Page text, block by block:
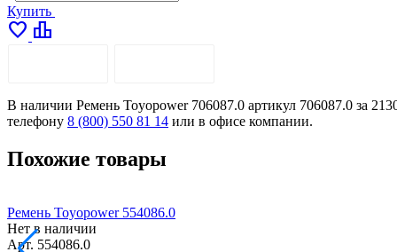
Купить
favorite leaderboard
В наличии Ремень Toyopower 706087.0 артикул 706087.0 за
телефону 8 (800) 550 81 14 или в офисе компании.
Похожие товары
Ремень Toyopower 554086.0
Нет в наличии
Арт. 554086.0